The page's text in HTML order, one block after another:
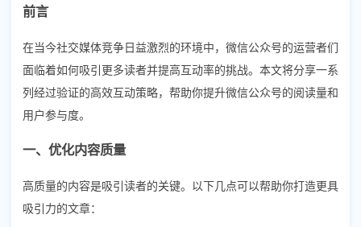
前言
在当今社交媒体竞争日益激烈的环境中，微信公众号的运营者们
面临着如何吸引更多读者并提高互动率的挑战。本文将分享一系
列经过验证的高效互动策略，帮助你提升微信公众号的阅读量和
用户参与度。
一、优化内容质量
高质量的内容是吸引读者的关键。以下几点可以帮助你打造更具
吸引力的文章：